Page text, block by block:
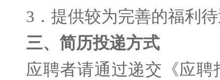
3．提供较为完善的福利
三、简历投递方式
应聘者请通过递交《应